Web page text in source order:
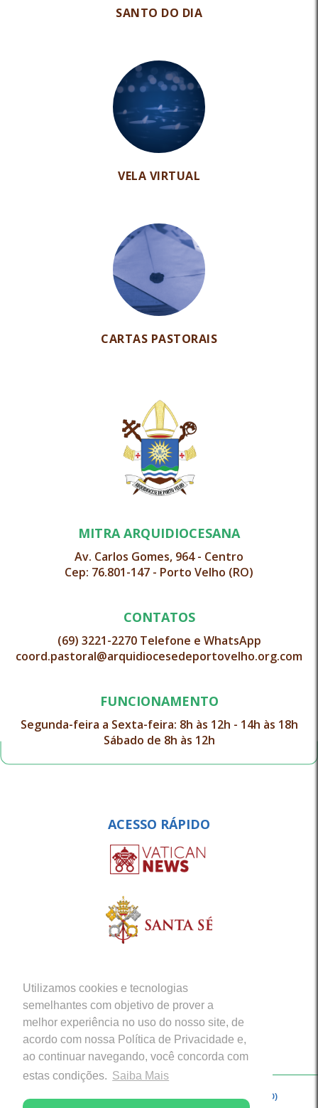
Utilizamos cookies e tecnologias
semelhantes com objetivo de prover a
melhor experiência no uso do nosso site, de
acordo com nossa Política de Privacidade e,
ao continuar navegando, você concorda com
estas condições. Saiba Mais
SANTO DO DIA
VELA VIRTUAL
CARTAS PASTORAIS
MITRA ARQUIDIOCESANA
Av. Carlos Gomes, 964 - Centro
Cep: 76.801-147 - Porto Velho (RO)
CONTATOS
(69) 3221-2270 Telefone e WhatsApp
coord.pastoral@arquidiocesedeportovelho.org.com
FUNCIONAMENTO
Segunda-feira a Sexta-feira: 8h às 12h - 14h às 18h
Sábado de 8h às 12h
ACESSO RÁPIDO
Copyright © 2026 - Arquidiocese de Porto Velho (RO)